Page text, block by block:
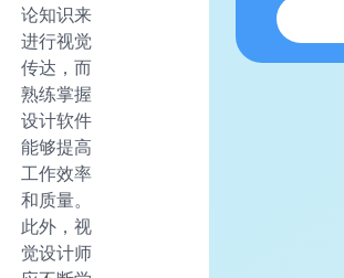
论知识来
进行视觉
传达，而
熟练掌握
设计软件
能够提高
工作效率
和质量。
此外，视
觉设计师